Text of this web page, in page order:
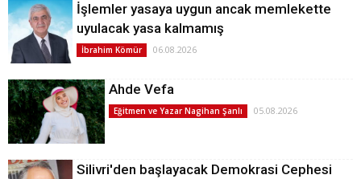
İşlemler yasaya uygun ancak memlekette
uyulacak yasa kalmamış
İbrahim Kömür 06.08.2026
Ahde Vefa
Eğitmen ve Yazar Nagihan Şanlı 05.08.2026
Silivri'den başlayacak Demokrasi Cephesi